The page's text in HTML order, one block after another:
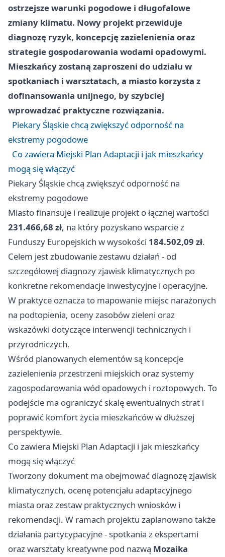
ostrzejsze warunki pogodowe i długofalowe
zmiany klimatu. Nowy projekt przewiduje
diagnozę ryzyk, koncepcję zazielenienia oraz
strategie gospodarowania wodami opadowymi.
Mieszkańcy zostaną zaproszeni do udziału w
spotkaniach i warsztatach, a miasto korzysta z
dofinansowania unijnego, by szybciej
wprowadzać praktyczne rozwiązania.
Piekary Śląskie chcą zwiększyć odporność na
ekstremy pogodowe
Co zawiera Miejski Plan Adaptacji i jak mieszkańcy
mogą się włączyć
Piekary Śląskie chcą zwiększyć odporność na
ekstremy pogodowe
Miasto finansuje i realizuje projekt o łącznej wartości
231.466,68 zł, na który pozyskano wsparcie z
Funduszy Europejskich w wysokości 184.502,09 zł.
Celem jest zbudowanie zestawu działań - od
szczegółowej diagnozy zjawisk klimatycznych po
konkretne rekomendacje inwestycyjne i operacyjne.
W praktyce oznacza to mapowanie miejsc narażonych
na podtopienia, oceny zasobów zieleni oraz
wskazówki dotyczące interwencji technicznych i
przyrodniczych.
Wśród planowanych elementów są koncepcje
zazielenienia przestrzeni miejskich oraz systemy
zagospodarowania wód opadowych i roztopowych. To
podejście ma ograniczyć skalę ewentualnych strat i
poprawić komfort życia mieszkańców w dłuższej
perspektywie.
Co zawiera Miejski Plan Adaptacji i jak mieszkańcy
mogą się włączyć
Tworzony dokument ma obejmować diagnozę zjawisk
klimatycznych, ocenę potencjału adaptacyjnego
miasta oraz zestaw praktycznych wniosków i
rekomendacji. W ramach projektu zaplanowano także
działania partycypacyjne - spotkania z ekspertami
oraz warsztaty kreatywne pod nazwą Mozaika